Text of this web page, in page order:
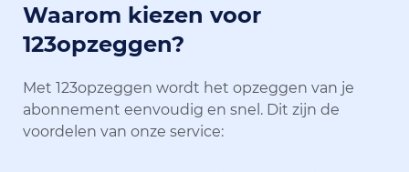
Waarom kiezen voor
123opzeggen?
Met 123opzeggen wordt het opzeggen van je
abonnement eenvoudig en snel. Dit zijn de
voordelen van onze service: